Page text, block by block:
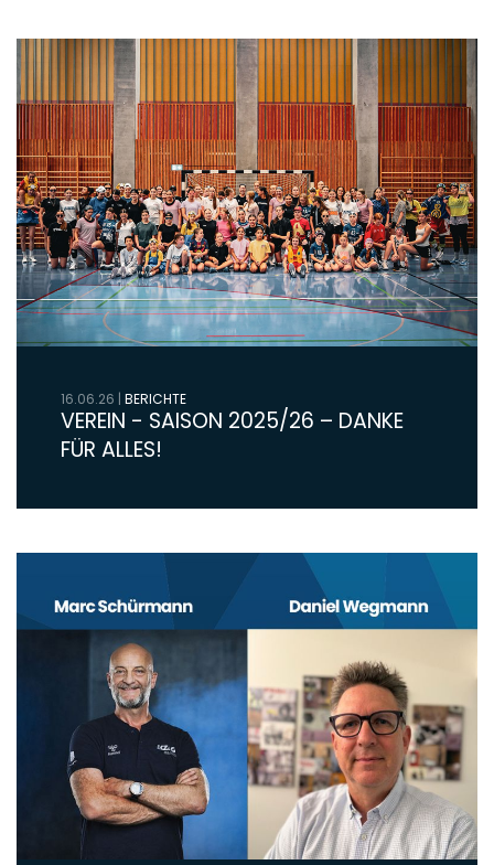
16.06.26 | BERICHTE
VEREIN - SAISON 2025/26 – DANKE
FÜR ALLES!